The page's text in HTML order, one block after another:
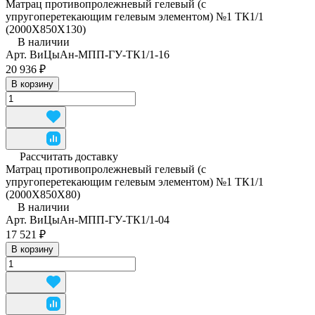
Матрац противопролежневый гелевый (с
упругоперетекающим гелевым элементом) №1 ТК1/1
(2000Х850Х130)
В наличии
Арт. ВиЦыАн-МПП-ГУ-ТК1/1-16
20 936 ₽
В корзину
Рассчитать доставку
Матрац противопролежневый гелевый (с
упругоперетекающим гелевым элементом) №1 ТК1/1
(2000Х850Х80)
В наличии
Арт. ВиЦыАн-МПП-ГУ-ТК1/1-04
17 521 ₽
В корзину